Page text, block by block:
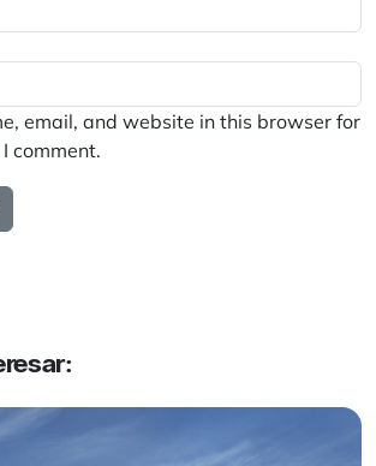
email, and website in this browser for
comment.